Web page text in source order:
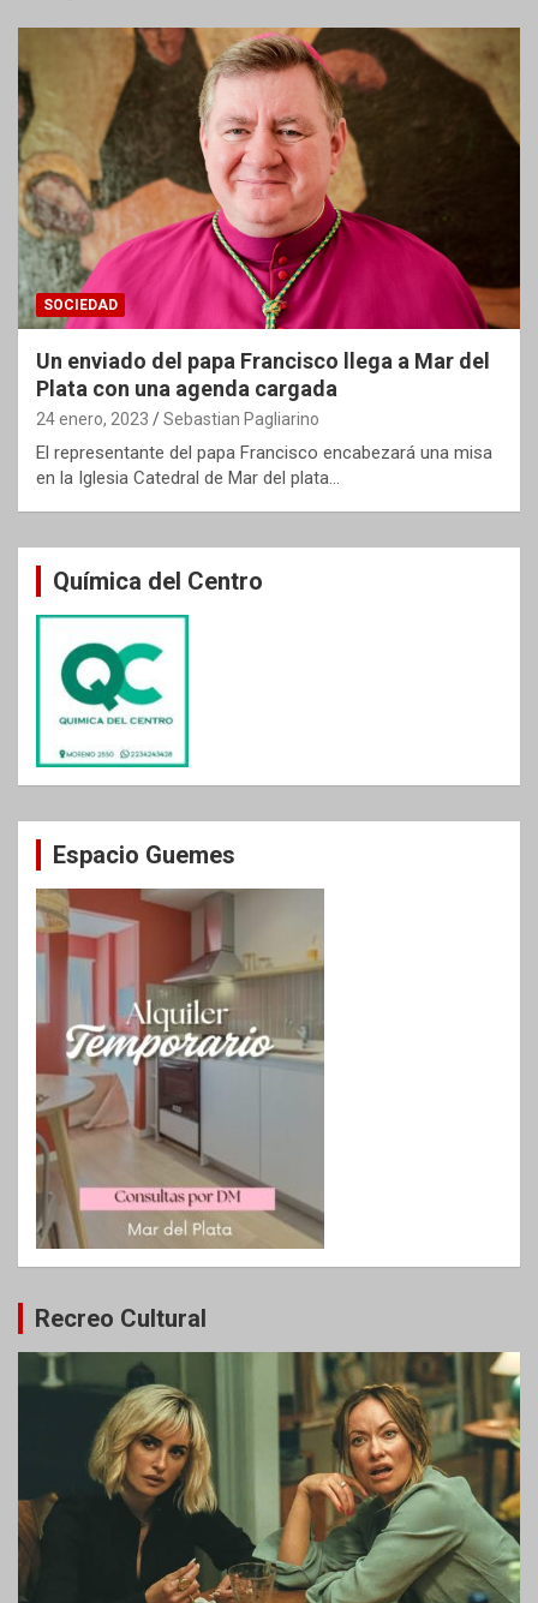
SOCIEDAD
Un enviado del papa Francisco llega a Mar del
Plata con una agenda cargada
24 enero, 2023 Sebastian Pagliarino
El representante del papa Francisco encabezará una misa
en la Iglesia Catedral de Mar del plata…
Química del Centro
Espacio Guemes
Recreo Cultural